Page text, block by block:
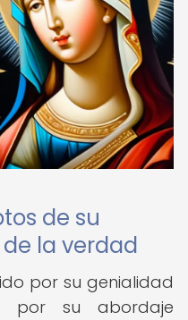
de su
la verdad
por su genialidad
por su abordaje